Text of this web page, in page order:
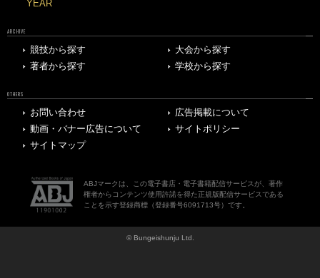
YEAR
ARCHIVE
競技から探す
大会から探す
著者から探す
学校から探す
OTHERS
お問い合わせ
広告掲載について
動画・バナー広告について
サイトポリシー
サイトマップ
ABJマークは、この電子書店・電子書籍配信サービスが、著作
権者からコンテンツ使用許諾を得た正規版配信サービスである
ことを示す登録商標（登録番号6091713号）です。
© Bungeishunju Ltd.